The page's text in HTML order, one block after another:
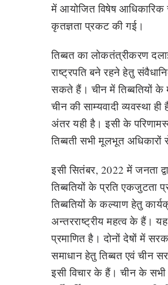
में आयोजित विषेष आधिकारिक
कृतज्ञता प्रकट की गई।
तिब्बत का लोकतंत्रीकरण
राष्ट्रपति बने रहने हेतु
सकते हैं। चीन में तिब्बतियों के
चीन की साम्यवादी व्यवस्था
अंतर यही है। इसी के
तिब्बती सभी मूलभूत अधिकारों
इसी सितंबर, 2022 में जनता
तिब्बतियों के प्रति एकजुटता
तिब्बतियों के कल्याण हेतु
अन्तरराष्ट्रीय महत्व के हैं।
प्रमाणित है। दोनों देषों में
समाधान हेतु तिब्बत एवं चीन
इसी विचार के हैं। चीन के सभी